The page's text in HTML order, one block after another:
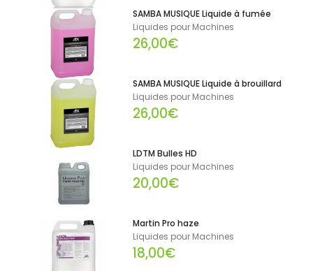
SAMBA MUSIQUE Liquide à fumée
Liquides pour Machines
26,00€
SAMBA MUSIQUE Liquide à brouillard
Liquides pour Machines
26,00€
LDTM Bulles HD
Liquides pour Machines
20,00€
Martin Pro haze
Liquides pour Machines
18,00€